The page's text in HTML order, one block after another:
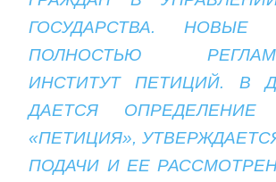
ГОСУДАРСТВА. НОВЫЕ
ПОЛНОСТЬЮ
ИНСТИТУТ ПЕТИЦИЙ. В
ДАЕТСЯ ОПРЕДЕЛЕНИЕ
«ПЕТИЦИЯ»,
ПОДАЧИ И ЕЕ